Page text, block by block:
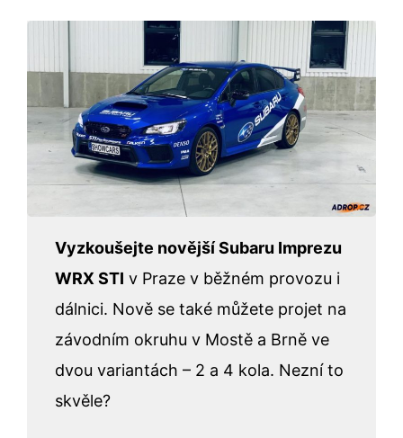
Vyzkoušejte novější Subaru Imprezu
WRX STI v Praze v běžném provozu i
dálnici. Nově se také můžete projet na
závodním okruhu v Mostě a Brně ve
dvou variantách – 2 a 4 kola. Nezní to
skvěle?